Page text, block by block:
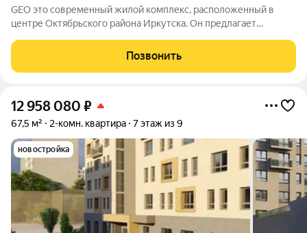
GEO это современный жилой комплекс, расположенный в
центре Октябрьского района Иркутска. Он предлагает
и возможности для отдыха и общения. Комплекс находится в
одном из наиболее привлекательных
Позвонить
12 958 080 ₽
67,5 м² 2-комн. квартира 7 этаж из 9
новостройка